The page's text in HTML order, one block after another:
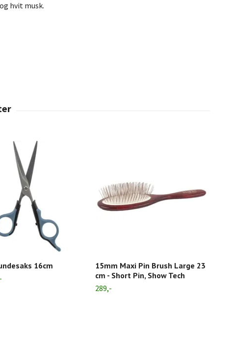
hvit musk.
16cm
15mm Maxi Pin Brush Large 23
cm - Short Pin, Show Tech
289,-